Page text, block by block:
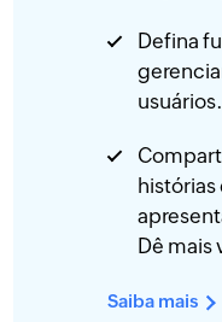
Defina
usuários.
histórias
Dê mais
Saiba mais